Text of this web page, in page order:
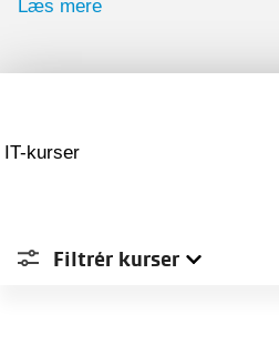
objektorienteret programmering.
bruges på flere platforme bl.a.
forbindelse med Data Science,
Læs mere
IT-kurser
Filtrér kurser